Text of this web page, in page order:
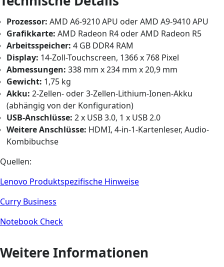
Prozessor: AMD A6-9210 APU oder AMD A9-9410 APU
Grafikkarte: AMD Radeon R4 oder AMD Radeon R5
Arbeitsspeicher: 4 GB DDR4 RAM
Display: 14-Zoll-Touchscreen, 1366 x 768 Pixel
Abmessungen: 338 mm x 234 mm x 20,9 mm
Gewicht: 1,75 kg
Akku: 2-Zellen- oder 3-Zellen-Lithium-Ionen-Akku
(abhängig von der Konfiguration)
USB-Anschlüsse: 2 x USB 3.0, 1 x USB 2.0
Weitere Anschlüsse: HDMI, 4-in-1-Kartenleser, Audio-
Kombibuchse
Quellen:
Lenovo Produktspezifische Hinweise
Curry Business
Notebook Check
Weitere Informationen